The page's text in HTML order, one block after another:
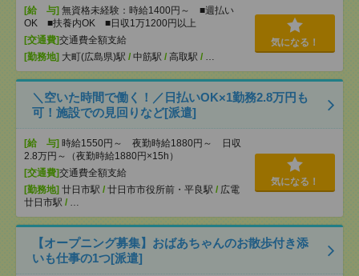
[給 与] 無資格未経験：時給1400円～ ■週払い
OK ■扶養内OK ■日収1万1200円以上
[交通費]交通費全額支給
[勤務地] 大町(広島県)駅 / 中筋駅 / 高取駅 / …
気になる！
＼空いた時間で働く！／日払いOK×1勤務2.8万円も
可！施設での見回りなど[派遣]
[給 与] 時給1550円～ 夜勤時給1880円～ 日収
2.8万円～（夜勤時給1880円×15h）
[交通費]交通費全額支給
[勤務地] 廿日市駅 / 廿日市市役所前・平良駅 / 広電
廿日市駅 / …
気になる！
【オープニング募集】おばあちゃんのお散歩付き添
いも仕事の1つ[派遣]